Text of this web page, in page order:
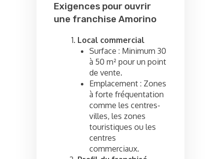
Exigences pour ouvrir
une franchise Amorino
Local commercial
Surface : Minimum 30
à 50 m² pour un point
de vente.
Emplacement : Zones
à forte fréquentation
comme les centres-
villes, les zones
touristiques ou les
centres
commerciaux.